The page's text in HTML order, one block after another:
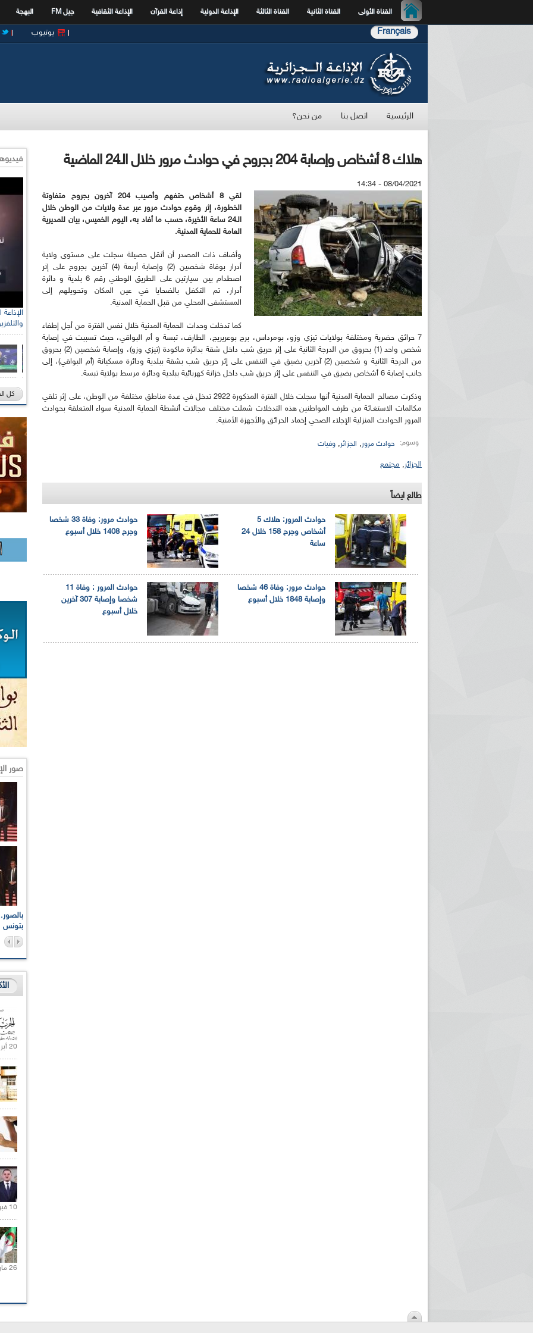
القناة الأولى القناة الثانية القناة الثالثة الإذاعة الدولية إذاعة القرآن الإذاعة الثقافية جيل FM البهجة
Français يوتيوب
الرئيسية اتصل بنا من نحن؟
هلاك 8 أشخاص وإصابة 204 بجروح في حوادث مرور خلال الـ24 الماضية
08/04/2021 - 14:34
لقي 8 أشخاص حتفهم وأصيب 204 آخرون بجروح متفاوتة
الخطورة، إثر وقوع حوادث مرور عبر عدة ولايات من الوطن خلال
الـ24 ساعة الأخيرة، حسب ما أفاد به، اليوم الخميس، بيان للمديرية
العامة للحماية المدنية.
وأضاف ذات المصدر أن أثقل حصيلة سجلت على مستوى ولاية
أدرار بوفاة شخصين (2) وإصابة أربعة (4) آخرين بجروح على إثر
اصطدام بين سيارتين على الطريق الوطني رقم 6 بلدية و دائرة
أدرار، تم التكفل بالضحايا في عين المكان وتحويلهم إلى
المستشفى المحلي من قبل الحماية المدنية.
كما تدخلت وحدات الحماية المدنية خلال نفس الفترة من أجل إطفاء
7 حرائق حضرية ومختلفة بولايات تيزي وزو، بومرداس، برج بوعريريج، الطارف، تبسة و أم البواقي، حيث تسببت في إصابة
شخص واحد (1) بحروق من الدرجة الثانية على إثر حريق شب داخل شقة بدائرة ماكودة (تيزي وزو)، وإصابة شخصين (2) بحروق
من الدرجة الثانية و شخصين (2) آخرين بضيق في التنفس على إثر حريق شب بشقة ببلدية ودائرة مسكيانة (أم البواقي)، إلى
جانب إصابة 6 أشخاص بضيق في التنفس على إثر حريق شب داخل خزانة كهربائية ببلدية ودائرة مرسط بولاية تبسة.
وذكرت مصالح الحماية المدنية أنها سجلت خلال الفترة المذكورة 2922 تدخل في عـدة مناطق مختلفة من الوطن، على إثر تلقي
مكالمات الاستغـاثة من طرف المواطنين هذه التدخلات شملت مختلف مجالات أنشطة الحماية المدنية سواء المتعلقة بحوادث
المرور الحوادث المنزلية الإجلاء الصحي إخماد الحرائق والأجهزة الأمنية.
وسوم: حوادث مرور, الجزائر, وفيات
الجزائر, مجتمع
طالع ايضاً
حوادث مرور: وفاة 33 شخصا
وجرح 1408 خلال أسبوع
حوادث المرور: هلاك 5
أشخاص وجرح 158 خلال 24
ساعة
حوادث المرور : وفاة 11
شخصا وإصابة 307 آخرين
خلال أسبوع
حوادث مرور: وفاة 46 شخصا
وإصابة 1848 خلال أسبوع
كل
صور
بتونس
20 أبريل 2021 |
10 فبراير 2021 |
26 مارس 2021 |